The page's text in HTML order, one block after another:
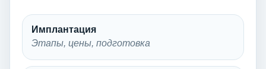
Имплантация
Этапы, цены, подготовка